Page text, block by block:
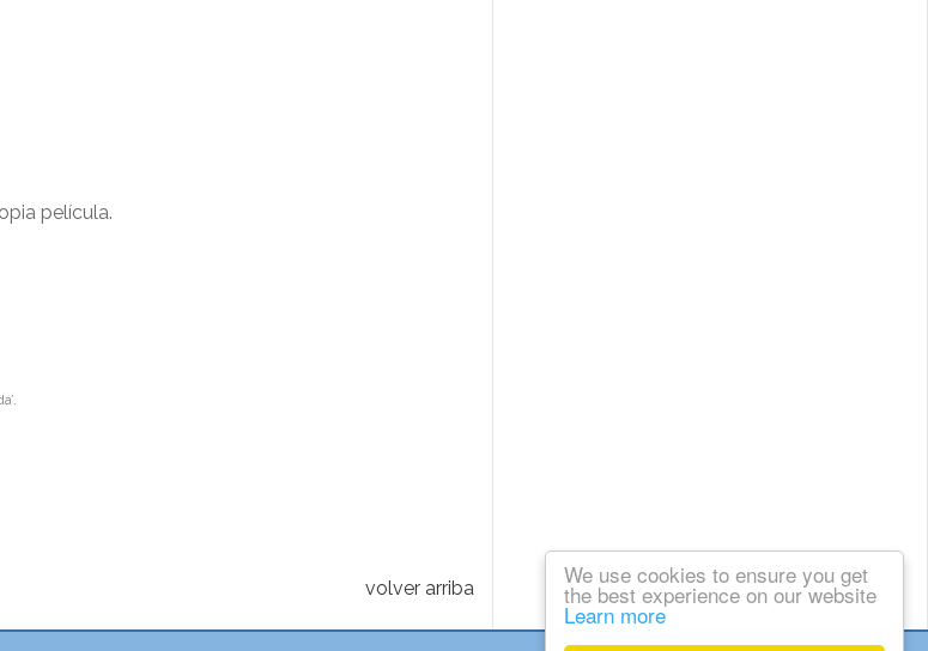
We use cookies to ensure you get
the best experience on our website
Learn more
película.
volver arriba